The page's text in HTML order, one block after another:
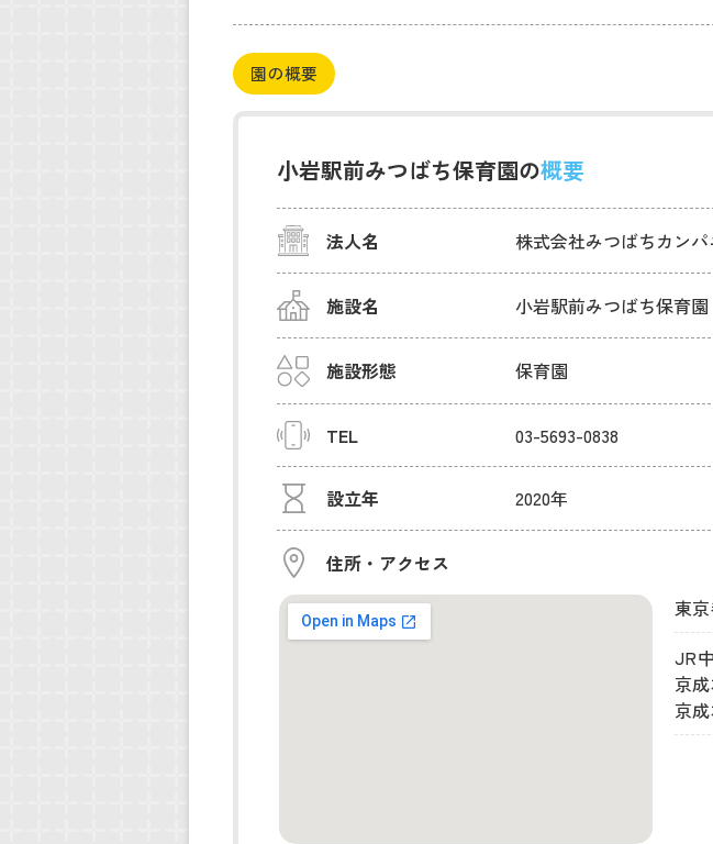
園の概要
小岩駅前みつばち保育園の概要
法人名 株式会社みつばちカンパ
施設名 小岩駅前みつばち保育園
施設形態 保育園
TEL 03-5693-0838
設立年 2020年
住所・アクセス
東
JR
京
京